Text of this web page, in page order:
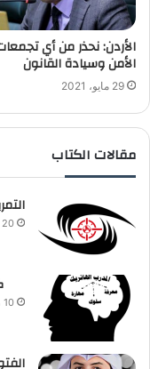
الأردن: نحذر من أي
الأمن وسيادة القانون
29 مايو، 2021
مقالات الكتاب
20 مارس، 2025
10 مارس، 2025